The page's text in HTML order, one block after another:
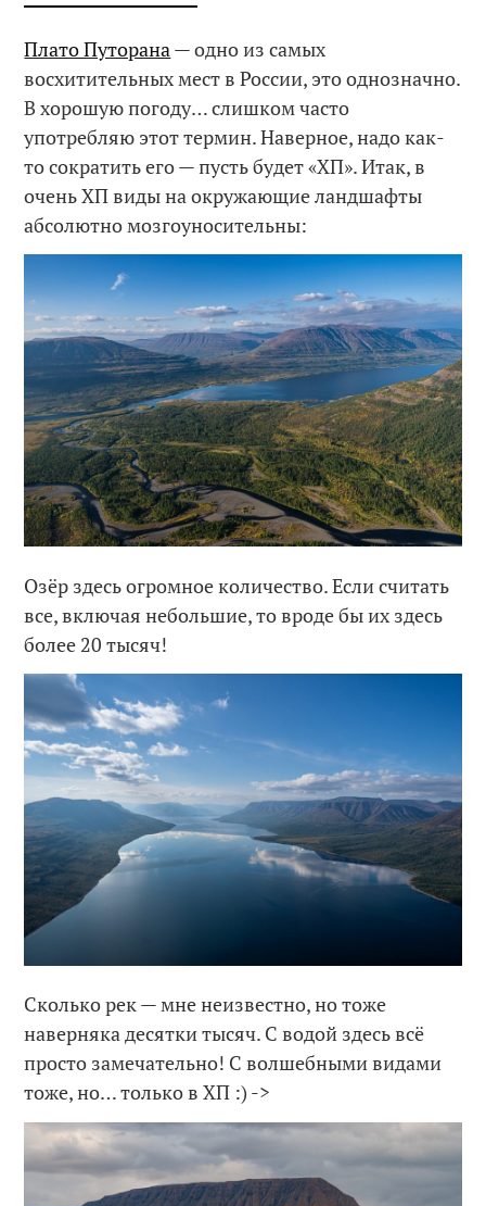
Плато Путорана— одно из самых
восхитительных мест в России, это однозначно.
В хорошую погоду… слишком часто
употребляю этот термин. Наверное, надо как-
то сократить его — пусть будет «XП». Итак, в
очень ХП виды на окружающие ландшафты
абсолютно мозгоуносительны:
Озёр здесь огромное количество. Если считать
все, включая небольшие, то вроде бы их здесь
более 20 тысяч!
Сколько рек — мне неизвестно, но тоже
наверняка десятки тысяч. С водой здесь всё
просто замечательно! С волшебными видами
тоже, но… только в ХП :) ->